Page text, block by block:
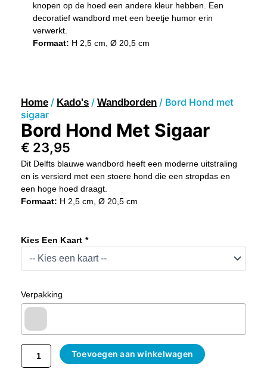
knopen op de hoed een andere kleur hebben. Een
decoratief wandbord met een beetje humor erin
verwerkt.
Formaat: H 2,5 cm, Ø 20,5 cm
Home / Kado's / Wandborden / Bord Hond met
sigaar
Bord Hond Met Sigaar
€ 23,95
Dit Delfts blauwe wandbord heeft een moderne uitstraling
en is versierd met een stoere hond die een stropdas en
een hoge hoed draagt.
Formaat: H 2,5 cm, Ø 20,5 cm
Kies Een Kaart *
Verpakking
Hond
Met
Sigaar
Aantal
Toevoegen aan winkelwagen